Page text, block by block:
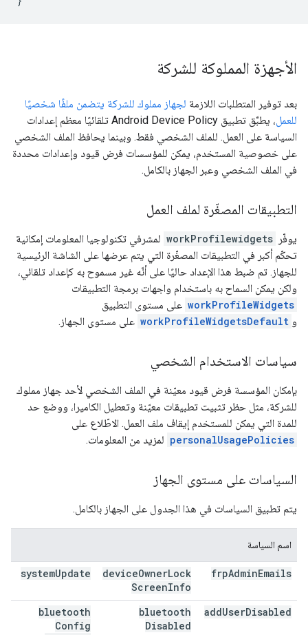
الأجهزة المملوكة للشركة
بعد توفير المتطلبات اللازمة لجهاز مملوك للشركة يتضمن ملفًا شخصيًا
للعمل
، يطبِّق تطبيق Android Device Policy تلقائيًا معظم إعدادات
السياسة على العمل. للملف الشخصي فقط. وبينما يحافظ الملف الشخصي
على خصوصية المستخدم، يمكن للمؤسسات فرض قيود وإعدادات محددة
في الملف الشخصي وعبر الجهاز بالكامل.
التطبيقات المصغّرة لملف العمل
يوفّر workProfilewidgets لمشرفي تكنولوجيا المعلومات إمكانية
تحكّم أكبر في التطبيقات المصغّرة التي يتم عرضها على الشاشة الرئيسية
للجهاز. تم ضبط هذا الإعداد حاليًا على أنّه غير مسموح به كإعداد تلقائي،
ولكن يمكن السماح به باستخدام واجهات برمجة التطبيقات
workProfileWidgets على مستوى التطبيق
و workProfileWidgetsDefault على مستوى الجهاز.
سياسات الاستخدام الشخصي
بإمكان المؤسسة فرض قيود معيّنة في الملف الشخصي لأحد جهاز مملوك
للشركة، مثل حظر تثبيت تطبيقات معيّنة وتعطيل الكاميرا، ووضع حد
للمدة التي يمكن للمستخدم إيقاف ملف العمل. الاطّلاع على
personalUsagePolicies لمزيد من المعلومات.
السياسات على مستوى الجهاز
يتم تطبيق السياسات في هذا الجدول على الجهاز بالكامل.
اسم السياسة
frpAdminEmails
deviceOwnerLock
ScreenInfo
systemUpdate
addUserDisabled
bluetooth
Disabled
bluetooth
Config